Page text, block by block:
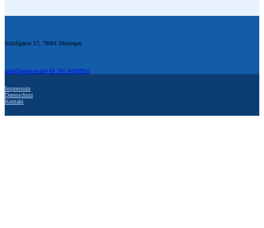
Schillgasse 17, 78661 Dietingen
info@rostra-vr.de+49 741 942089-0
Impressum
Datenschutz
Kontakt